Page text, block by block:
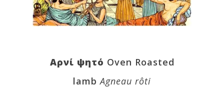
Αρνί ψητό Oven Roasted
lambAgneau rôti